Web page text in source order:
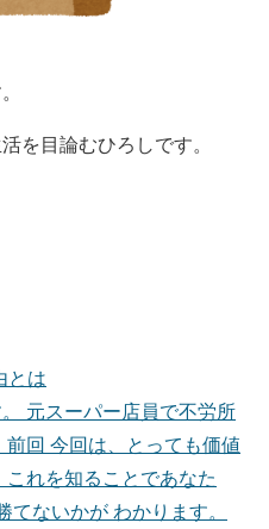
を目論むひろしです。
とは
元スーパー店員で不労所
回 今回は、とっても価値
れを知ることであなた
ないかが わかります。